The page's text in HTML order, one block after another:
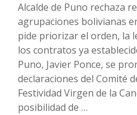
Alcalde de Puno rechaza
agrupaciones bolivianas
pide priorizar el orden, la
los contratos ya
Puno, Javier Ponce, se
declaraciones del Comité
Festividad Virgen de la
posibilidad de …